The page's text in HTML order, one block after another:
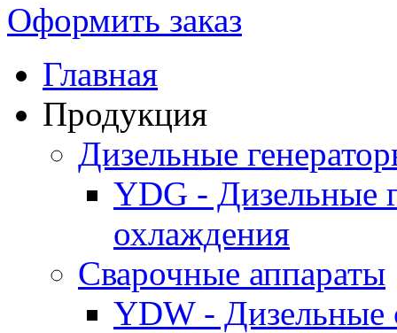
Оформить заказ
Главная
Продукция
Дизельные
YDG - Дизельные
охлаждения
Cварочные аппараты
YDW - Дизельные